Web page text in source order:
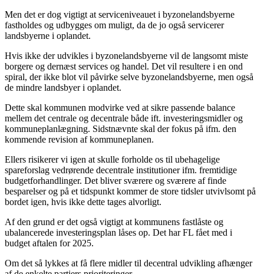
Men det er dog vigtigt at serviceniveauet i byzonelandsbyerne
fastholdes og udbygges om muligt, da de jo også servicerer
landsbyerne i oplandet.
Hvis ikke der udvikles i byzonelandsbyerne vil de langsomt miste
borgere og dernæst services og handel. Det vil resultere i en ond
spiral, der ikke blot vil påvirke selve byzonelandsbyerne, men også
de mindre landsbyer i oplandet.
Dette skal kommunen modvirke ved at sikre passende balance
mellem det centrale og decentrale både ift. investeringsmidler og
kommuneplanlægning. Sidstnævnte skal der fokus på ifm. den
kommende revision af kommuneplanen.
Ellers risikerer vi igen at skulle forholde os til ubehagelige
spareforslag vedrørende decentrale institutioner ifm. fremtidige
budgetforhandlinger. Det bliver sværere og sværere af finde
besparelser og på et tidspunkt kommer de store tidsler utvivlsomt på
bordet igen, hvis ikke dette tages alvorligt.
Af den grund er det også vigtigt at kommunens fastlåste og
ubalancerede investeringsplan låses op. Det har FL fået med i
budget aftalen for 2025.
Om det så lykkes at få flere midler til decentral udvikling afhænger